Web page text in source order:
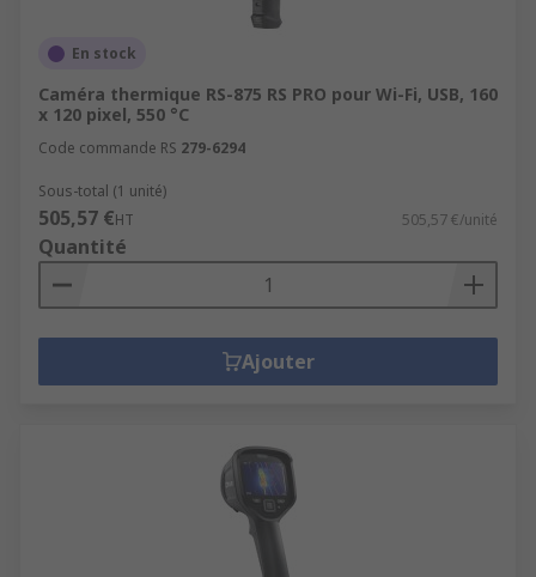
En stock
Caméra thermique RS-875 RS PRO pour Wi-Fi, USB, 160
x 120 pixel, 550 °C
Code commande RS 279-6294
Sous-total (1 unité)
505,57 €HT 505,57 €/unité
Quantité
Ajouter